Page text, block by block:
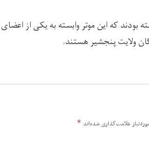
بودند که این موتر وابسته به یکی از
ولایت پنجشیر هستند.
علامت‌گذاری شده‌اند *